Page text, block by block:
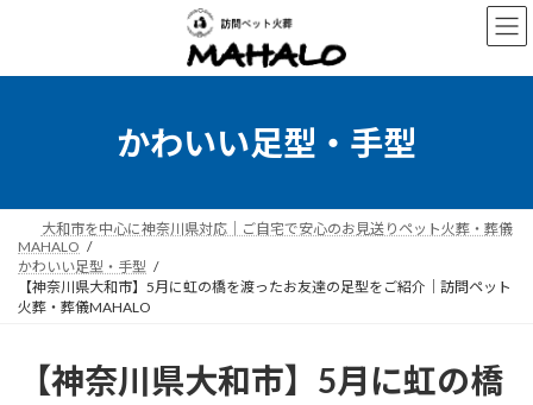
ン
ー
かわいい足型・手型
大和市を中心に神奈川県対応｜ご自宅で安心のお見送りペット火葬・葬儀
MAHALO
かわいい足型・手型
【神奈川県大和市】5月に虹の橋を渡ったお友達の足型をご紹介｜訪問ペット
火葬・葬儀MAHALO
【神奈川県大和市】5月に虹の橋